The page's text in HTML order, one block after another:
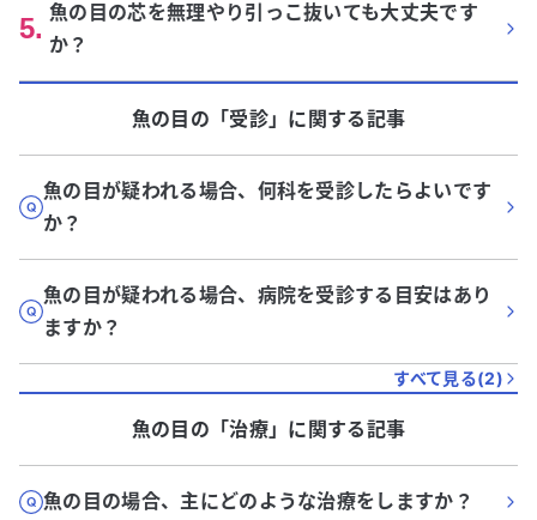
5. 魚の目の芯を無理やり引っこ抜いても大丈夫です
か？
魚の目 の「受診」に関する記事
魚の目が疑われる場合、何科を受診したらよいです
か？
魚の目が疑われる場合、病院を受診する目安はあり
ますか？
すべて見る(2)
魚の目 の「治療」に関する記事
魚の目の場合、主にどのような治療をしますか？